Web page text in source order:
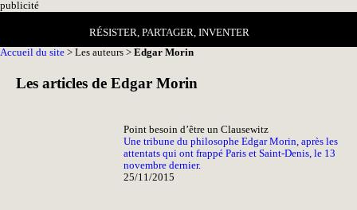
publicité
RÉSISTER, PARTAGER, INVENTER
Accueil du site > Les auteurs > Edgar Morin
Les articles de Edgar Morin
Point besoin d’être un Clausewitz
Une tribune du philosophe Edgar Morin, après les
attentats qui ont frappé Paris et Saint-Denis, le 13
novembre dernier.
25/11/2015